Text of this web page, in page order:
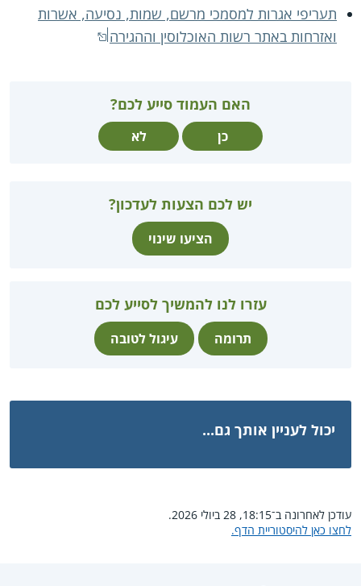
תעריפי אגרות למסמכי מרשם, שמות, נסיעה, אשרות
ואזרחות באתר רשות האוכלוסין וההגירה
האם העמוד סייע לכם?
כן לא
יש לכם הצעות לעדכון?
הציעו שינוי
עזרו לנו להמשיך לסייע לכם
תרומה עיגול לטובה
יכול לעניין אותך גם...
עודכן לאחרונה ב־18:15, 28 ביולי 2026.
לחצו כאן להיסטוריית הדף.